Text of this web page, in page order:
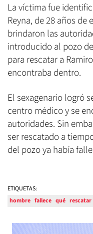
La víctima fue
Reyna, de 28 años
brindaron las
introducido al pozo
para rescatar a
encontraba dentro.
El sexagenario logró
centro médico y se
autoridades. Sin
ser rescatado a
del pozo ya había
ETIQUETAS:
hombre fallece qué rescatar